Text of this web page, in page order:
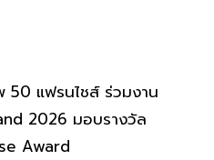
แฟรนไชส์ ร่วมงาน
2026 มอบรางวัล
Award